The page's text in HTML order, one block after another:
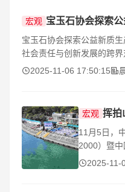
宏观 宝玉石协会探索
宝玉石协会探索公益新质
社会责任与创新发展的跨界
市崇孝网络科技有限公司
2025-11-06 17:50:15
宏观
11月5日，
2000）暨
（CPC-
2025-11-